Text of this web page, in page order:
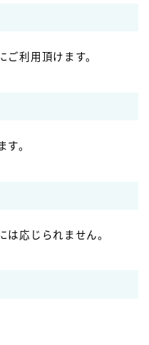
ご利用頂けます。
す。
は応じられません。